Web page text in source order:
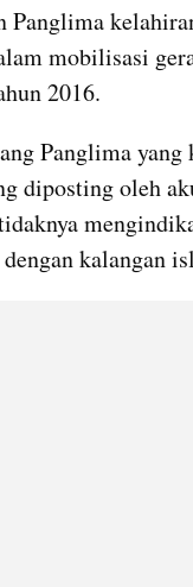
Panglima
mobilisasi
2016.
Panglima
diposting oleh
kalangan